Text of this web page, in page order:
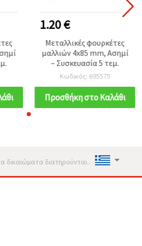
1.20 €
Μεταλλικές φουρκέτες
μαλλιών 4x85 mm, Ασημί
– Συσκευασία 5 τεμ.
Κωδικός: 695575
Προσθήκη στο Καλάθι
δικαιώματα διατηρούνται..